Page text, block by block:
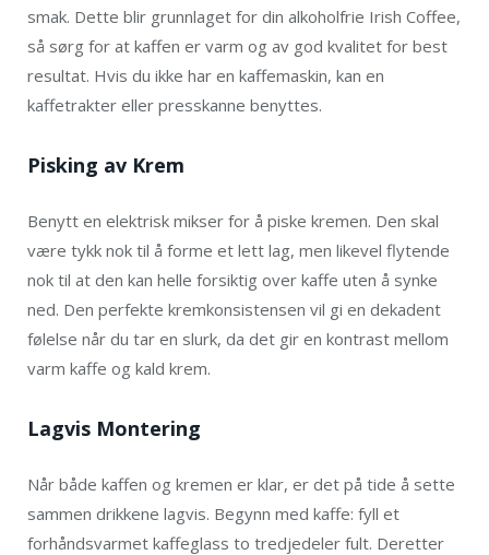
smak. Dette blir grunnlaget for din alkoholfrie Irish Coffee,
så sørg for at kaffen er varm og av god kvalitet for best
resultat. Hvis du ikke har en kaffemaskin, kan en
kaffetrakter eller presskanne benyttes.
Pisking av Krem
Benytt en elektrisk mikser for å piske kremen. Den skal
være tykk nok til å forme et lett lag, men likevel flytende
nok til at den kan helle forsiktig over kaffe uten å synke
ned. Den perfekte kremkonsistensen vil gi en dekadent
følelse når du tar en slurk, da det gir en kontrast mellom
varm kaffe og kald krem.
Lagvis Montering
Når både kaffen og kremen er klar, er det på tide å sette
sammen drikkene lagvis. Begynn med kaffe: fyll et
forhåndsvarmet kaffeglass to tredjedeler fult. Deretter